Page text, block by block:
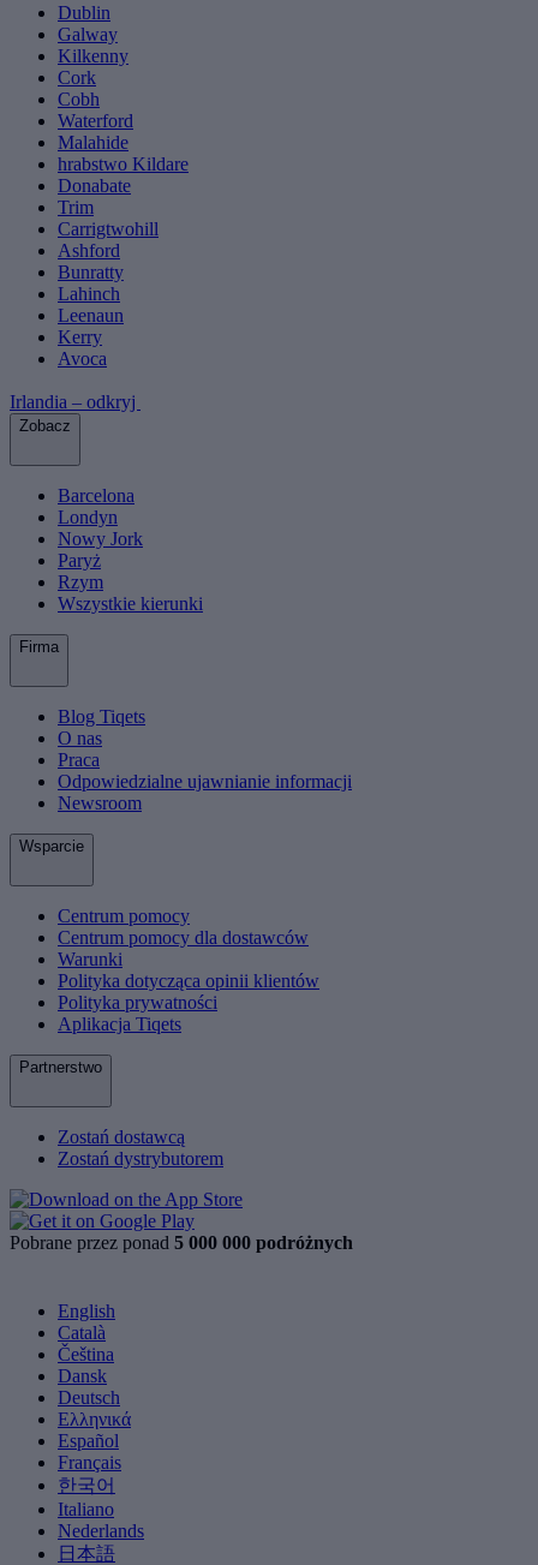
Dublin
Galway
Kilkenny
Cork
Cobh
Waterford
Malahide
hrabstwo Kildare
Donabate
Trim
Carrigtwohill
Ashford
Bunratty
Lahinch
Leenaun
Kerry
Avoca
Irlandia – odkryj
Zobacz
Barcelona
Londyn
Nowy Jork
Paryż
Rzym
Wszystkie kierunki
Firma
Blog Tiqets
O nas
Praca
Odpowiedzialne ujawnianie informacji
Newsroom
Wsparcie
Centrum pomocy
Centrum pomocy dla dostawców
Warunki
Polityka dotycząca opinii klientów
Polityka prywatności
Aplikacja Tiqets
Partnerstwo
Zostań dostawcą
Zostań dystrybutorem
Pobrane przez ponad 5 000 000 podróżnych
English
Català
Čeština
Dansk
Deutsch
Ελληνικά
Español
Français
한국어
Italiano
Nederlands
日本語